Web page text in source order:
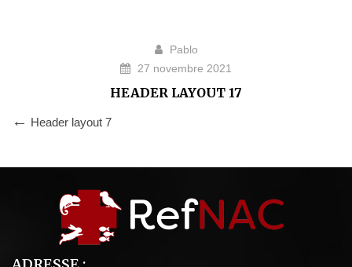
Pablo
27 novembre 2021
HEADER LAYOUT 17
Header layout 7